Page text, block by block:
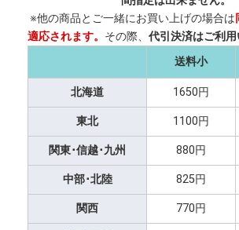
※他の商品とご一緒にお買い上げの場合は
適応されます。 その際、 代引決済はご利用
送料小
北海道 1650円
東北 1100円
関東･信越･九州 880円
中部･北陸 825円
関西 770円